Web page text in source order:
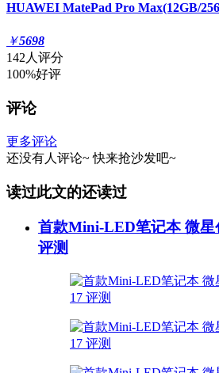
HUAWEI MatePad Pro Max(12GB/
￥5698
142人评分
100%好评
评论
更多评论
还没有人评论~ 快来抢沙发吧~
读过此文的还读过
首款Mini-LED笔记本 微星
评测